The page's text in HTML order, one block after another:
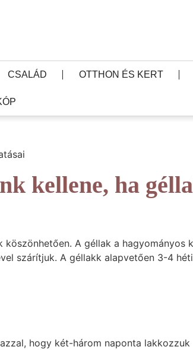
CSALÁD OTTHON ÉS KERT
kellene, ha
A géllak a hagyományos
szárítjuk. A géllakk alapvetően 3-4
hogy két-három naponta